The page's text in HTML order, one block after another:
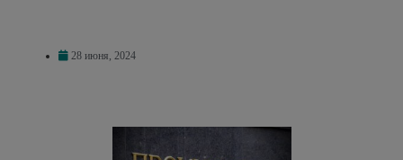
28 июня, 2024